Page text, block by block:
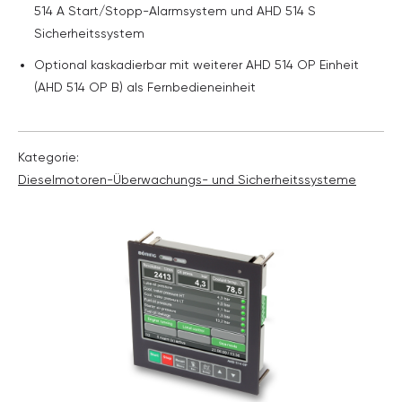
514 A Start/Stopp-Alarmsystem und AHD 514 S
Sicherheitssystem
Optional kaskadierbar mit weiterer AHD 514 OP Einheit
(AHD 514 OP B) als Fernbedieneinheit
Kategorie:
Diesel­motoren-Überwachungs- und Sicherheits­systeme